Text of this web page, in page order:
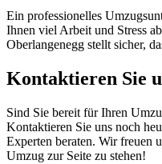
Ein professionelles
Ihnen viel Arbeit und Stress
Oberlangenegg stellt sicher,
Kontaktieren Sie
Sind Sie bereit für Ihren
Kontaktieren Sie uns noch
Experten beraten. Wir freuen
Umzug zur Seite zu stehen!